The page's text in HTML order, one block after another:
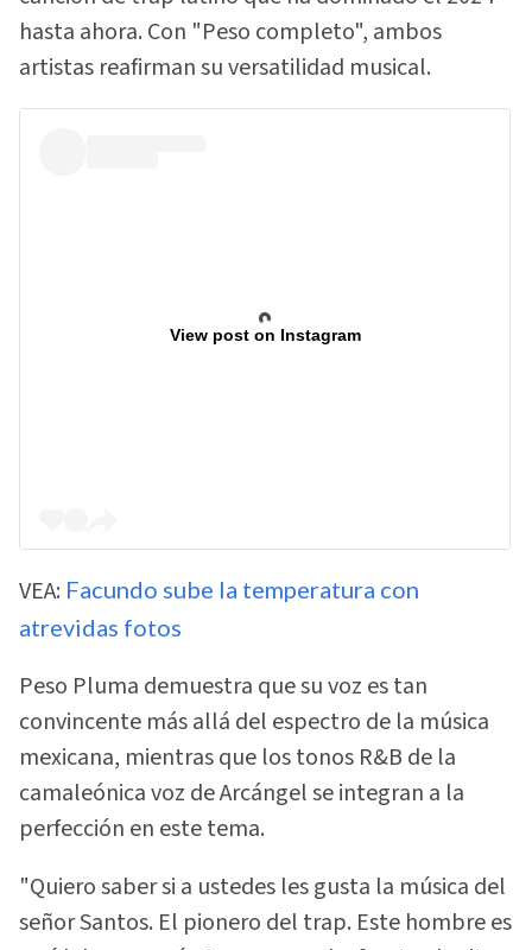
hasta ahora. Con "Peso completo", ambos
artistas reafirman su versatilidad musical.
View post on Instagram
VEA: Facundo sube la temperatura con
atrevidas fotos
Peso Pluma demuestra que su voz es tan
convincente más allá del espectro de la música
mexicana, mientras que los tonos R&B de la
camaleónica voz de Arcángel se integran a la
perfección en este tema.
"Quiero saber si a ustedes les gusta la música del
señor Santos. El pionero del trap. Este hombre es